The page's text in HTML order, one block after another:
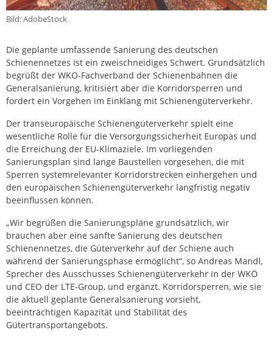
Bild: AdobeStock
Die geplante umfassende Sanierung des deutschen
Schienennetzes ist ein zweischneidiges Schwert. Grundsätzlich
begrüßt der WKO-Fachverband der Schienenbahnen die
Generalsanierung, kritisiert aber die Korridorsperren und
fordert ein Vorgehen im Einklang mit Schienengüterverkehr.
Der transeuropäische Schienengüterverkehr spielt eine
wesentliche Rolle für die Versorgungssicherheit Europas und
die Erreichung der EU-Klimaziele. Im vorliegenden
Sanierungsplan sind lange Baustellen vorgesehen, die mit
Sperren systemrelevanter Korridorstrecken einhergehen und
den europäischen Schienengüterverkehr langfristig negativ
beeinflussen können.
„Wir begrüßen die Sanierungspläne grundsätzlich, wir
brauchen aber eine sanfte Sanierung des deutschen
Schienennetzes, die Güterverkehr auf der Schiene auch
während der Sanierungsphase ermöglicht“, so Andreas Mandl,
Sprecher des Ausschusses Schienengüterverkehr in der WKÖ
und CEO der LTE-Group, und ergänzt. Korridorsperren, wie sie
die aktuell geplante Generalsanierung vorsieht,
beeinträchtigen Kapazität und Stabilität des
Gütertransportangebots.